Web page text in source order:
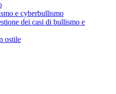
e cyberbullismo
dei casi di bullismo e
ostile